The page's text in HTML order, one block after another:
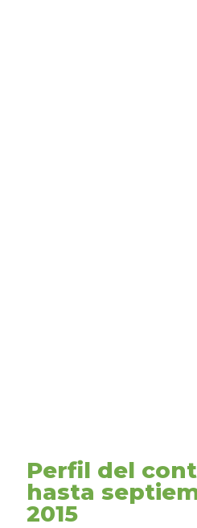
Perfil del
hasta
2015